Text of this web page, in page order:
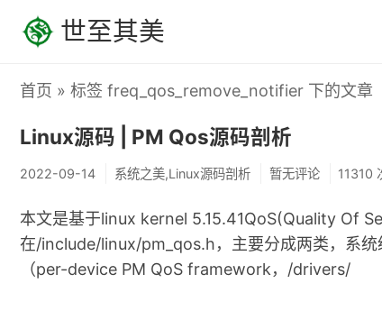
世至其美
首页 » 标签 freq_qos_remove_notifier 下的文章
Linux源码 | PM Qos源码剖析
2022-09-14 系统之美,Linux源码剖析 暂无评论 11310
本文是基于linux kernel 5.15.41QoS(Quality Of
在/include/linux/pm_qos.h，主要分成两类，系
（per-device PM QoS framework，/drivers/